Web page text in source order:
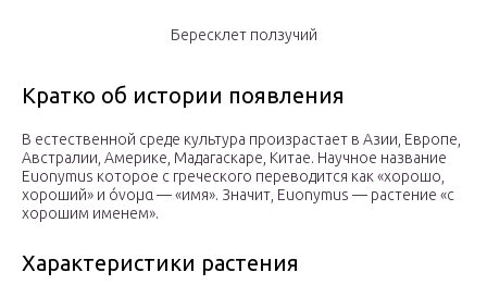
Бересклет ползучий
Кратко об истории появления
В естественной среде культура произрастает в Азии, Европе,
Австралии, Америке, Мадагаскаре, Китае. Научное название
Euonymus которое с греческого переводится как «хорошо,
хороший» и όνομα — «имя». Значит, Euonymus — растение «с
хорошим именем».
Характеристики растения